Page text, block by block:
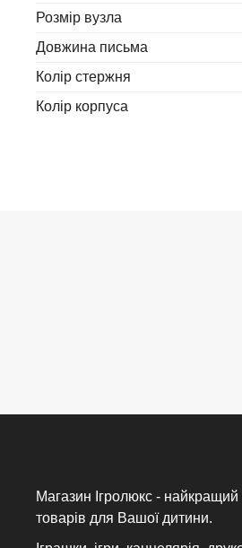
Розмір вузла
Довжина письма
Колір стержня
Колір корпуса
Магазин Ігролюкс -
товарів для Вашої дитини.